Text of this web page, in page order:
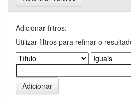
Adicionar filtros:
Utilizar filtros para refinar o